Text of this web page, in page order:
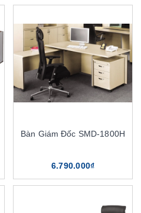
Bàn Giám Đốc SMD-1800H
6.790.000₫